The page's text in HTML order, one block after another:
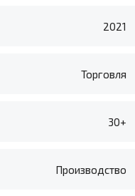
2021
Торговля
30+
Производство